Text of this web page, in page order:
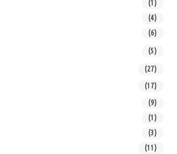
(1)
(4)
(6)
(5)
(27)
(17)
(9)
(1)
(3)
(11)